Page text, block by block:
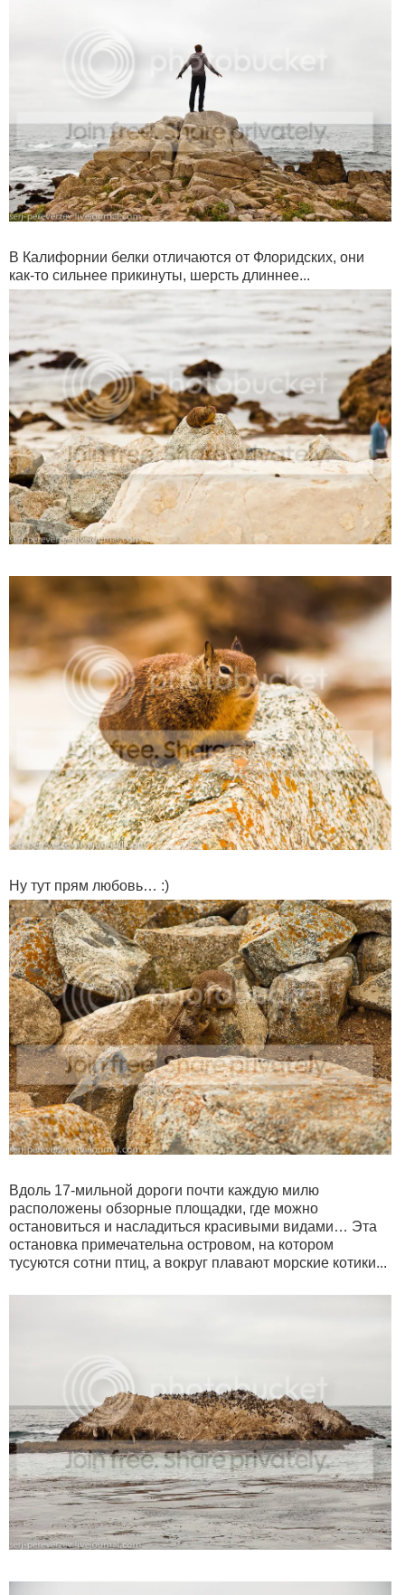
В Калифорнии белки отличаются от Флоридских, они
как-то сильнее прикинуты, шерсть длиннее...
Ну тут прям любовь… :)
Вдоль 17-мильной дороги почти каждую милю
расположены обзорные площадки, где можно
остановиться и насладиться красивыми видами… Эта
остановка примечательна островом, на котором
тусуются сотни птиц, а вокруг плавают морские котики...